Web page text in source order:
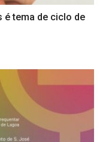
é tema de ciclo de